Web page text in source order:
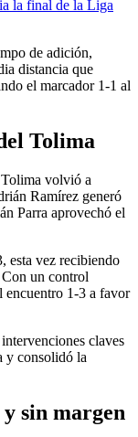
la final de la Liga
de adición,
distancia que
el marcador 1-1 al
Tolima
volvió a
Ramírez generó
Parra aprovechó el
esta vez recibiendo
un control
encuentro 1-3 a favor
claves
y consolidó la
sin margen